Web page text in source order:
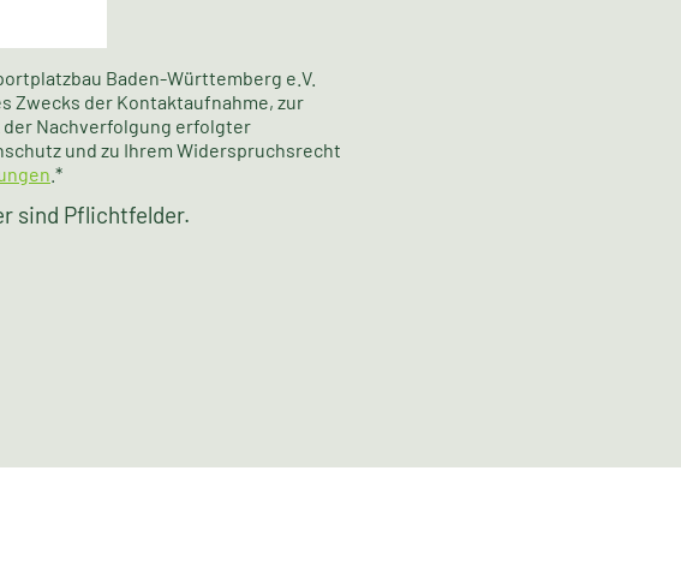
Baden-Württemberg e.V.
Zwecks der Kontaktaufnahme, zur
der Nachverfolgung erfolgter
und zu Ihrem Widerspruchsrecht
.*
sind Pflichtfelder.